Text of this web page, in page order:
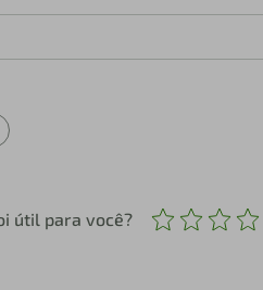
útil para você?